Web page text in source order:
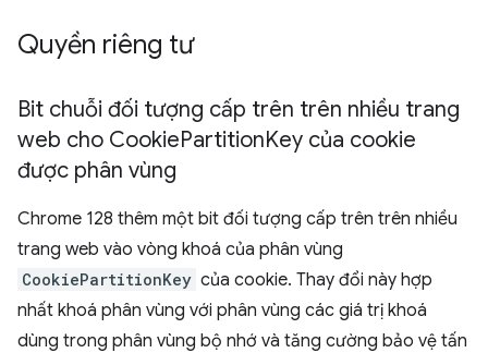
Quyền riêng tư
Bit chuỗi đối tượng cấp trên trên nhiều trang
web cho CookiePartitionKey của cookie
được phân vùng
Chrome 128 thêm một bit đối tượng cấp trên trên nhiều
trang web vào vòng khoá của phân vùng
CookiePartitionKey của cookie. Thay đổi này hợp
nhất khoá phân vùng với phân vùng các giá trị khoá
dùng trong phân vùng bộ nhớ và tăng cường bảo vệ tấn